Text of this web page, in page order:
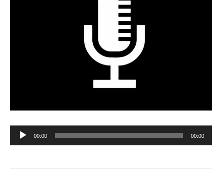
Ljudspelare
00:00 00:00